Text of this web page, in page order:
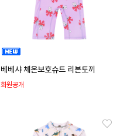
베베샤 체온보호슈트 리본토끼
회원공개